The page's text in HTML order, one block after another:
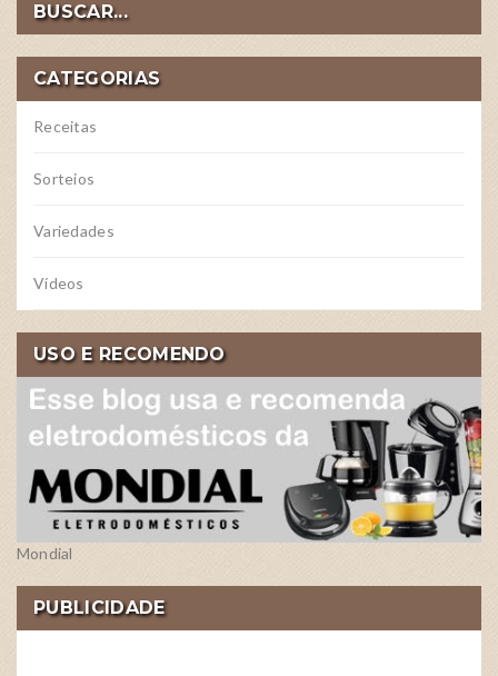
BUSCAR...
CATEGORIAS
Receitas
Sorteios
Variedades
Vídeos
USO E RECOMENDO
Mondial
PUBLICIDADE